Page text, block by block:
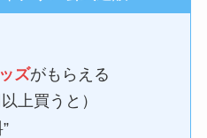
ズがもらえる
上買うと）